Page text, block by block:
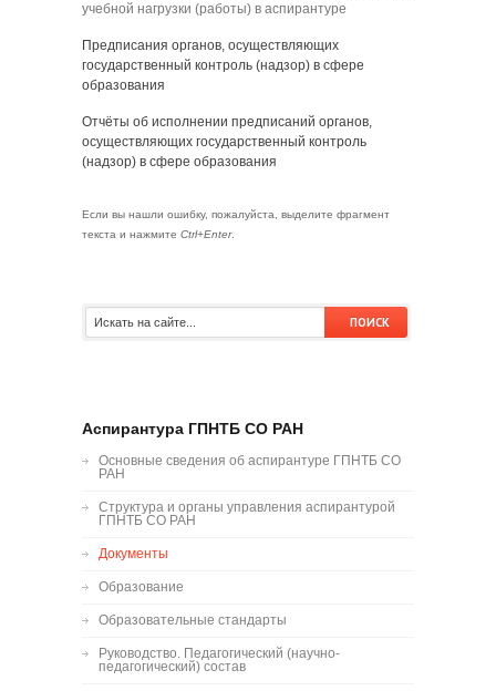
учебной нагрузки (работы) в аспирантуре
Предписания органов, осуществляющих
государственный контроль (надзор) в сфере
образования
Отчёты об исполнении предписаний органов,
осуществляющих государственный контроль
(надзор) в сфере образования
Если вы нашли ошибку, пожалуйста, выделите фрагмент
текста и нажмите Ctrl+Enter.
Аспирантура ГПНТБ СО РАН
Основные сведения об аспирантуре ГПНТБ СО
РАН
Структура и органы управления аспирантурой
ГПНТБ СО РАН
Документы
Образование
Образовательные стандарты
Руководство. Педагогический (научно-
педагогический) состав